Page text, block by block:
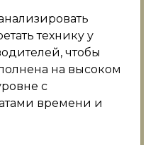
технику у
чтобы
на высоком
с
времени и